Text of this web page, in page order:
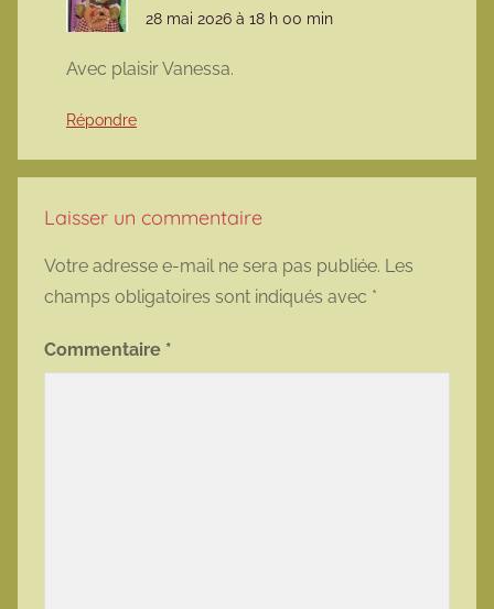
28 mai 2026 à 18 h 00 min
Avec plaisir Vanessa.
Répondre
Laisser un commentaire
Votre adresse e-mail ne sera pas publiée. Les
champs obligatoires sont indiqués avec *
Commentaire *